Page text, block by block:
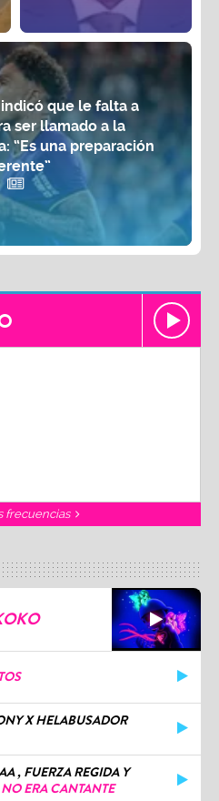
que le falta a
ser llamado a la
“Es una preparación
frecuencias
X HELABUSADOR
, FUERZA REGIDA Y
ERA CANTANTE